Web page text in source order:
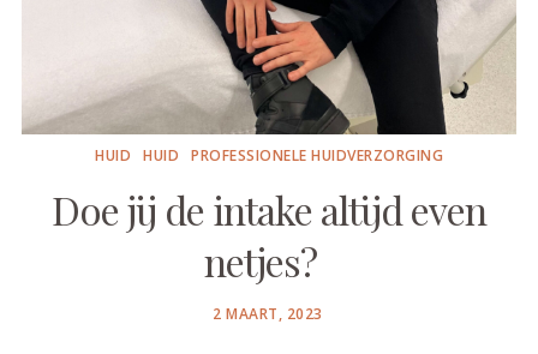
HUID HUID PROFESSIONELE HUIDVERZORGING
Doe jij de intake altijd even
netjes?
POSTED
2 MAART, 2023